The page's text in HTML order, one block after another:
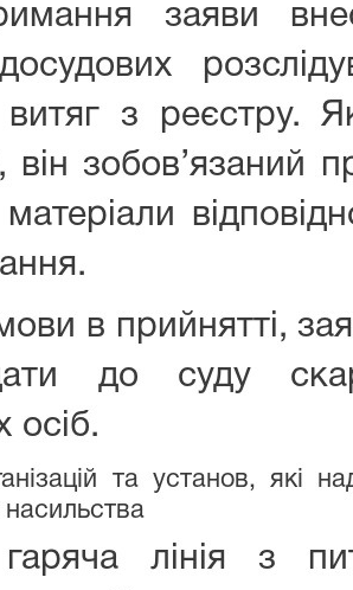
заяви
витяг з реєстру.
він зобов’язаний
в прийнятті,
до суду
осіб.
та установ, які
насильства
лінія з